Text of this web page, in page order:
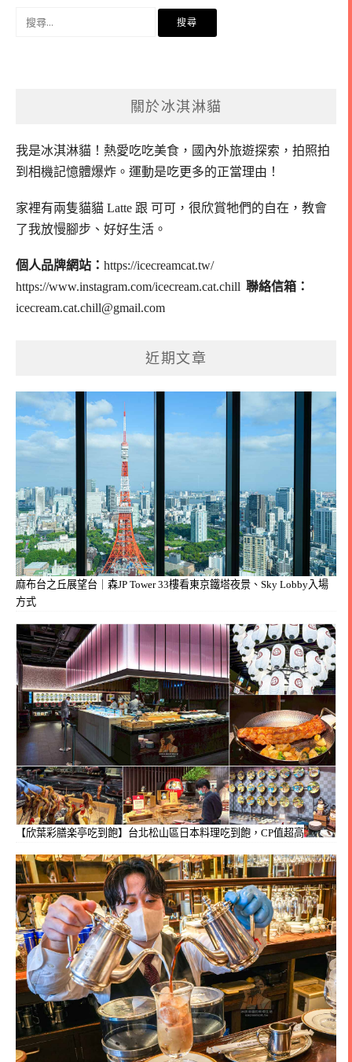
關於冰淇淋貓
我是冰淇淋貓！ 熱愛吃吃美食，國內外旅遊探索，拍照拍
到相機記憶體爆炸。 運動是吃更多的正當理由！
家裡有兩隻貓貓 Latte 跟 可可， 很欣賞牠們的自在，教會
了我放慢腳步、好好生活。
個人品牌網站： https://icecreamcat.tw/
https://www.instagram.com/icecream.cat.chill 聯絡信箱：
icecream.cat.chill@gmail.com
近期文章
麻布台之丘展望台｜森JP Tower 33樓看東京鐵塔夜景、Sky Lobby入場
方式
【欣葉彩膳楽亭吃到飽】台北松山區日本料理吃到飽，CP值超高